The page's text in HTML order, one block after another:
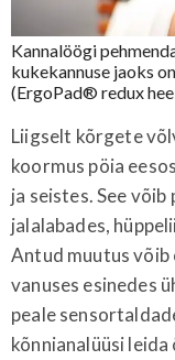
Kannalöögi
kukekannuse jaoks
(ErgoPad® redux
Liigselt kõrgete
koormus pöia
ja seistes. See
jalalabades,
Antud muutus võib
vanuses esinedes
peale
kõnnianalüüsi